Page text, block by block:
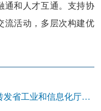
通和人才互通。支持协
流活动，多层次构建优
企”行动方案（2023—2025年）》的通知.doc